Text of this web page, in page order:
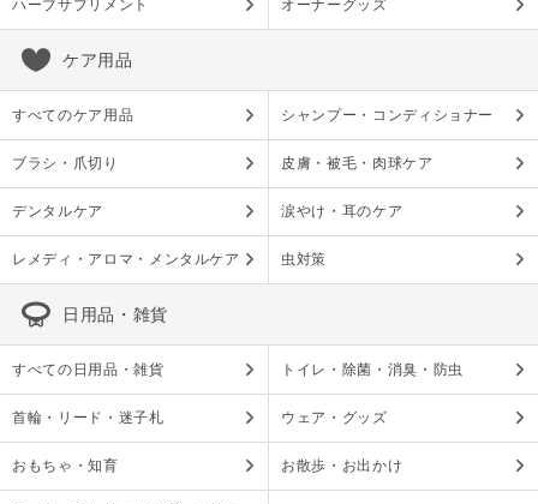
ハーブサプリメント オーナーグッズ
ケア用品
すべてのケア用品 シャンプー・コンディショナー
ブラシ・爪切り 皮膚・被毛・肉球ケア
デンタルケア 涙やけ・耳のケア
レメディ・アロマ・メンタルケア 虫対策
日用品・雑貨
すべての日用品・雑貨 トイレ・除菌・消臭・防虫
首輪・リード・迷子札 ウェア・グッズ
おもちゃ・知育 お散歩・お出かけ